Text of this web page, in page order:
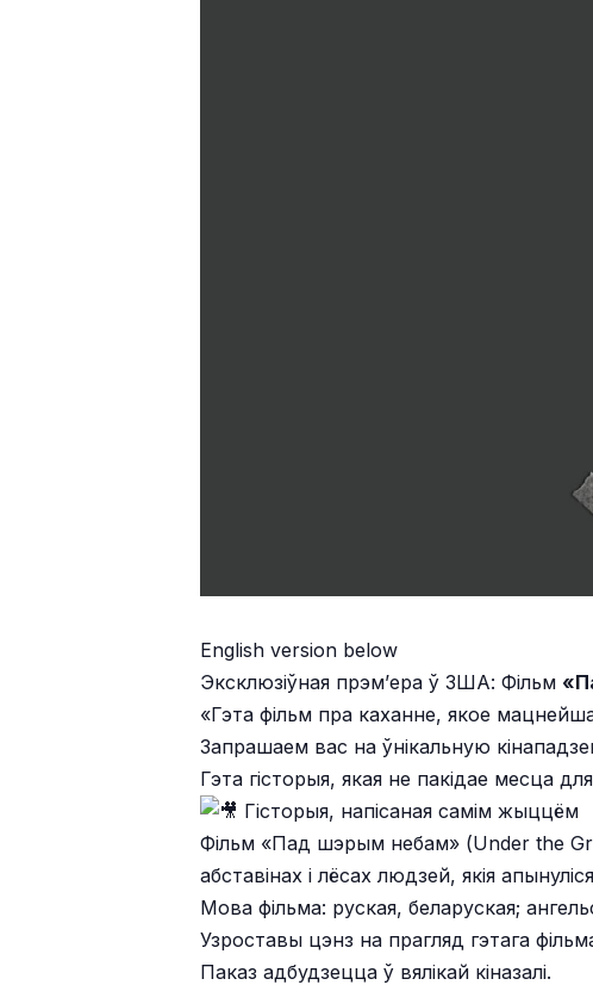
English version below
Эксклюзіўная прэм’ера ў ЗША: Фільм
«Гэта фільм пра каханне, якое
Запрашаем вас на ўнікальную
Гэта гісторыя, якая не пакідае месца
Гісторыя, напісаная самім жыццём
Фільм «Пад шэрым небам» (Under the
абставінах і лёсах людзей, якія
Мова фільма: руская, беларуская;
Узроставы цэнз на прагляд гэтага
Паказ адбудзецца ў вялікай кіназалі.